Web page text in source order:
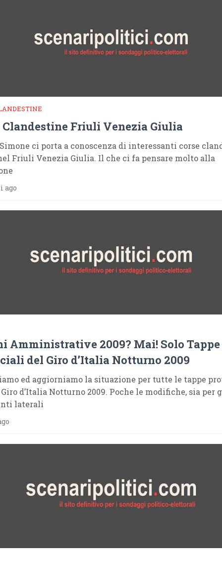
Clandestine Friuli Venezia Giulia
ci porta a conoscenza di interessanti corse
Friuli Venezia Giulia. Il che ci fa pensare molto alla
ago
Amministrative 2009? Mai! Solo Tappe
del Giro d’Italia Notturno 2009
ed aggiorniamo la situazione per tutte le tappe
d’Italia Notturno 2009. Poche le modifiche, sia per
laterali